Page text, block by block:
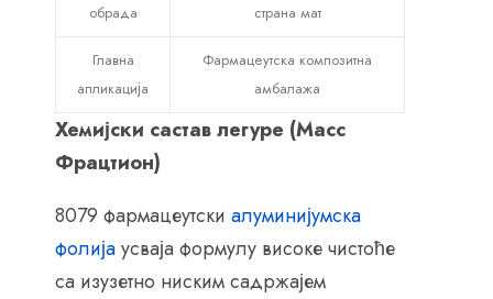
обрада
страна мат
Главна
апликација
Фармацеутска композитна
амбалажа
Хемијски састав легуре (Масс
Фрацтион)
8079 фармацеутски алуминијумска
фолијаусваја формулу високе чистоће
са изузетно ниским садржајем